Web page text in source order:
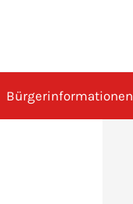
Bürgerinformationen